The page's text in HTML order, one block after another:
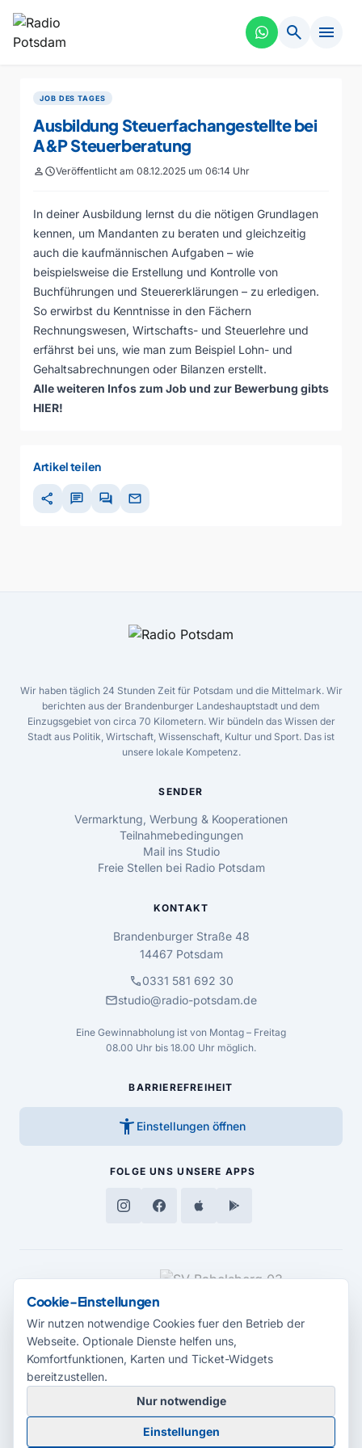
search menu
JOB DES TAGES
Ausbildung Steuerfachangestellte bei
A&P Steuerberatung
personscheduleVeröffentlicht am 08.12.2025 um 06:14 Uhr
In deiner Ausbildung lernst du die nötigen Grundlagen
kennen, um Mandanten zu beraten und gleichzeitig
auch die kaufmännischen Aufgaben – wie
beispielsweise die Erstellung und Kontrolle von
Buchführungen und Steuererklärungen – zu erledigen.
So erwirbst du Kenntnisse in den Fächern
Rechnungswesen, Wirtschafts- und Steuerlehre und
erfährst bei uns, wie man zum Beispiel Lohn- und
Gehaltsabrechnungen oder Bilanzen erstellt.
Alle weiteren Infos zum Job und zur Bewerbung gibts
HIER!
Artikel teilen
share chat forum mail
Wir haben täglich 24 Stunden Zeit für Potsdam und die Mittelmark. Wir
berichten aus der Brandenburger Landeshauptstadt und dem
Einzugsgebiet von circa 70 Kilometern. Wir bündeln das Wissen der
Stadt aus Politik, Wirtschaft, Wissenschaft, Kultur und Sport. Das ist
unsere lokale Kompetenz.
SENDER
Vermarktung, Werbung & Kooperationen
Teilnahmebedingungen
Mail ins Studio
Freie Stellen bei Radio Potsdam
KONTAKT
Brandenburger Straße 48
14467 Potsdam
call0331 581 692 30
mailstudio@radio-potsdam.de
Eine Gewinnabholung ist von Montag – Freitag
08.00 Uhr bis 18.00 Uhr möglich.
BARRIEREFREIHEIT
accessibility_new Einstellungen öffnen
FOLGE UNS UNSERE APPS
MEDIENPARTNER
© 2026 Radio Potsdam. Webseite entwickelt durch dieMedienagentur
Babelsberg
Cookie-Einstellungen
Wir nutzen notwendige Cookies fuer den Betrieb der
Webseite. Optionale Dienste helfen uns,
Komfortfunktionen, Karten und Ticket-Widgets
bereitzustellen.
Nur notwendige
Einstellungen